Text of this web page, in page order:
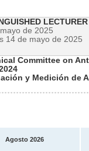
de 2025
14 de mayo de 2025
Committee on
y Medición de
Agosto 2026